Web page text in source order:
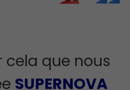
cela que nous
SUPERNOVA